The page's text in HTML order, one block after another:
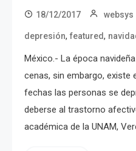
18/12/2017 websys
depresión, featured,
México.- La época
cenas, sin embargo, existe
fechas las personas se
deberse al trastorno
académica de la UNAM,